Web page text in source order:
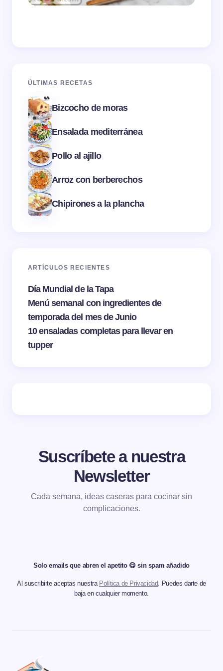
ÚLTIMAS RECETAS
Bizcocho de moras
Ensalada mediterránea
Pollo al ajillo
Arroz con berberechos
Chipirones a la plancha
ARTÍCULOS RECIENTES
Día Mundial de la Tapa
Menú semanal con ingredientes de
temporada del mes de Junio
10 ensaladas completas para llevar en
tupper
Suscríbete a nuestra
Newsletter
Cada semana, ideas caseras para cocinar sin
complicaciones.
Solo emails que abren el apetito 😋 sin spam añadido
Al suscribirte aceptas nuestra Política de Privacidad. Puedes darte de
baja en cualquier momento.